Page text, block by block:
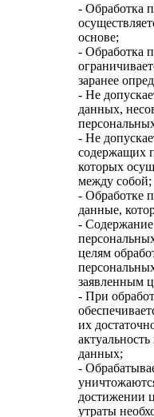
- Обработка
основе;
- Обработка
заранее
- Не
данных,
- Не
содержащих
которых
между собой;
- Обработке
данные,
-
целям
заявленным
- При
их
данных;
-
достижении
утраты